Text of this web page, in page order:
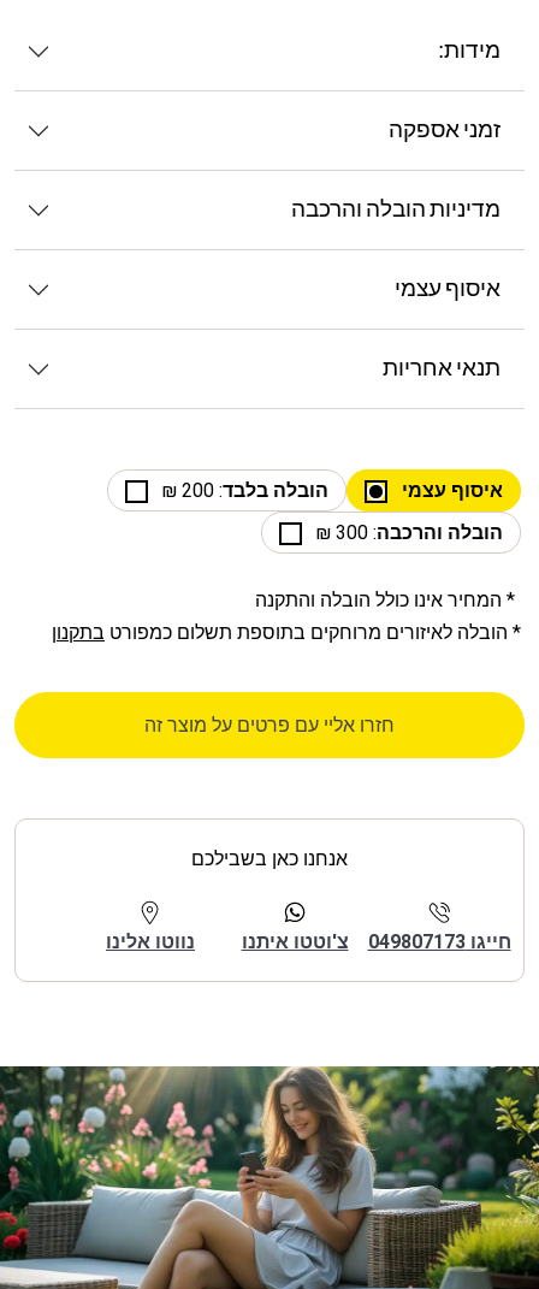
מידות:
זמני אספקה
מדיניות הובלה והרכבה
איסוף עצמי
תנאי אחריות
איסוף עצמי הובלה בלבד: 200 ₪
הובלה והרכבה: 300 ₪
* המחיר אינו כולל הובלה והתקנה
* הובלה לאיזורים מרוחקים בתוספת תשלום כמפורט בתקנון
חזרו אליי עם פרטים על מוצר זה
אנחנו כאן בשבילכם
חייגו 049807173 צ'וטטו איתנו נווטו אלינו